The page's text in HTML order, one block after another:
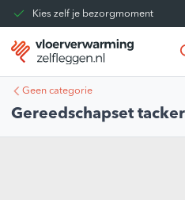
Kies zelf je bezorgmoment
Tot 30 dagen terug te sturen
Gratis verzending vanaf
€375,00
Geen categorie
Gereedschapset